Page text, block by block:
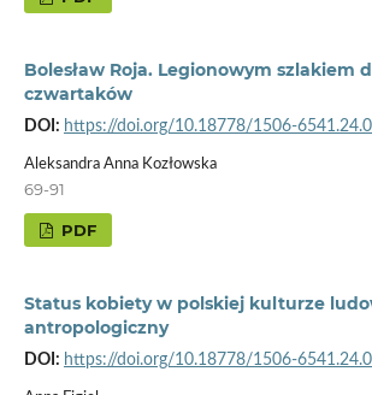
Bolesław Roja. Legionowym szlakiem
czwartaków
DOI: https://doi.org/10.18778/1506-
Aleksandra Anna Kozłowska
69-91
PDF
Status kobiety w polskiej kulturze
antropologiczny
DOI: https://doi.org/10.18778/1506-